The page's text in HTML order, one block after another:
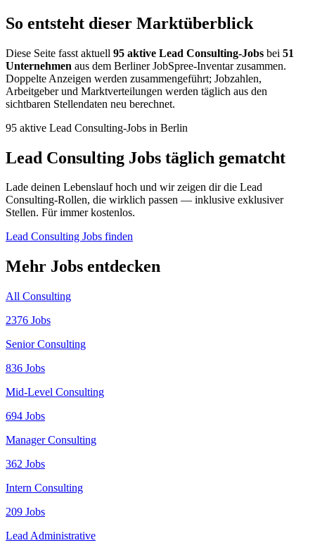
So entsteht dieser Marktüberblick
Diese Seite fasst aktuell 95 aktive Lead Consulting-Jobs bei 51
Unternehmen aus dem Berliner JobSpree-Inventar zusammen.
Doppelte Anzeigen werden zusammengeführt; Jobzahlen,
Arbeitgeber und Marktverteilungen werden täglich aus den
sichtbaren Stellendaten neu berechnet.
95 aktive Lead Consulting-Jobs in Berlin
Lead Consulting Jobs täglich gematcht
Lade deinen Lebenslauf hoch und wir zeigen dir die Lead
Consulting-Rollen, die wirklich passen — inklusive exklusiver
Stellen. Für immer kostenlos.
Lead Consulting Jobs finden
Mehr Jobs entdecken
All Consulting
2376 Jobs
Senior Consulting
836 Jobs
Mid-Level Consulting
694 Jobs
Manager Consulting
362 Jobs
Intern Consulting
209 Jobs
Lead Administrative